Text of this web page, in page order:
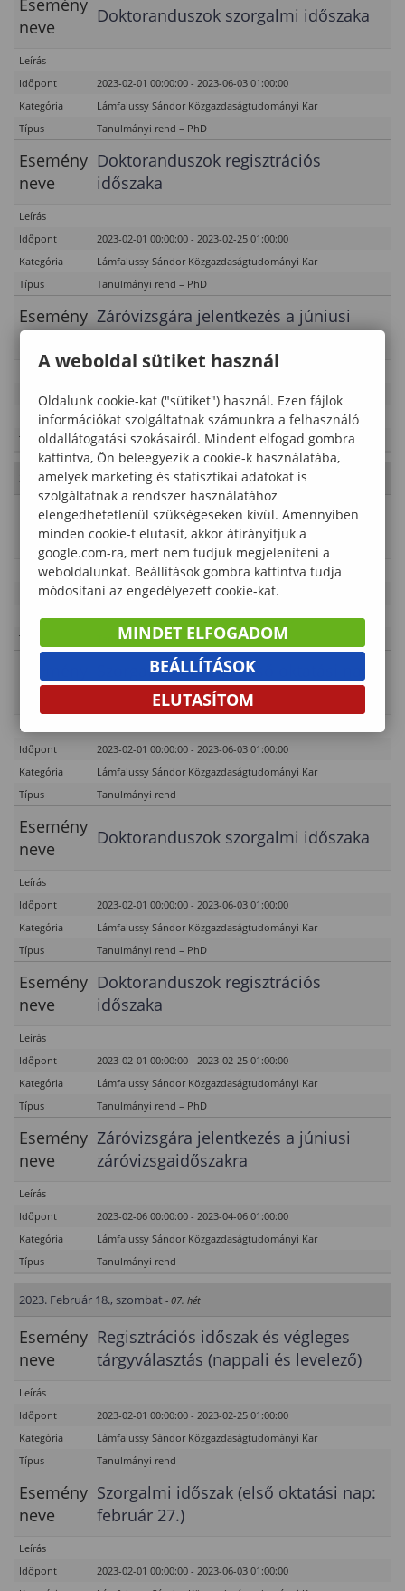
Esemény
neve
Doktoranduszok szorgalmi időszaka
Leírás
Időpont
2023-02-01 00:00:00 - 2023-06-03 01:00:00
Kategória
Lámfalussy Sándor Közgazdaságtudományi Kar
Típus
Tanulmányi rend – PhD
Esemény
neve
Doktoranduszok regisztrációs
időszaka
Leírás
Időpont
2023-02-01 00:00:00 - 2023-02-25 01:00:00
Kategória
Lámfalussy Sándor Közgazdaságtudományi Kar
Típus
Tanulmányi rend – PhD
Esemény
neve
Záróvizsgára jelentkezés a júniusi
Leírás
Időpont
2023-02-06 00:00:00 - 2023-04-06 01:00:00
Kategória
Lámfalussy Sándor Közgazdaságtudományi Kar
Típus
Tanulmányi rend
2023. Február 17., péntek - 07. hét
Esemény
neve
Regisztrációs időszak és végleges
tárgyválasztás (nappali és levelező)
Leírás
Időpont
2023-02-01 00:00:00 - 2023-02-25 01:00:00
Kategória
Lámfalussy Sándor Közgazdaságtudományi Kar
Típus
Tanulmányi rend
neve
Szorgalmi időszak (első oktatási nap:
február 27.)
Leírás
Időpont
2023-02-01 00:00:00 - 2023-06-03 01:00:00
Kategória
Lámfalussy Sándor Közgazdaságtudományi Kar
Típus
Tanulmányi rend
Esemény
neve
Doktoranduszok szorgalmi időszaka
Leírás
Időpont
2023-02-01 00:00:00 - 2023-06-03 01:00:00
Kategória
Lámfalussy Sándor Közgazdaságtudományi Kar
Típus
Tanulmányi rend – PhD
Esemény
neve
Doktoranduszok regisztrációs
időszaka
Leírás
Időpont
2023-02-01 00:00:00 - 2023-02-25 01:00:00
Kategória
Lámfalussy Sándor Közgazdaságtudományi Kar
Típus
Tanulmányi rend – PhD
Esemény
neve
Záróvizsgára jelentkezés a júniusi
záróvizsgaidőszakra
Leírás
Időpont
2023-02-06 00:00:00 - 2023-04-06 01:00:00
Kategória
Lámfalussy Sándor Közgazdaságtudományi Kar
Típus
Tanulmányi rend
2023. Február 18., szombat - 07. hét
Esemény
neve
Regisztrációs időszak és végleges
tárgyválasztás (nappali és levelező)
Leírás
Időpont
2023-02-01 00:00:00 - 2023-02-25 01:00:00
Kategória
Lámfalussy Sándor Közgazdaságtudományi Kar
Típus
Tanulmányi rend
Esemény
neve
Szorgalmi időszak (első oktatási nap:
február 27.)
Leírás
Időpont
2023-02-01 00:00:00 - 2023-06-03 01:00:00
A weboldal sütiket használ
Oldalunk cookie-kat ("sütiket") használ. Ezen fájlok
információkat szolgáltatnak számunkra a felhasználó
oldallátogatási szokásairól. Mindent elfogad gombra
kattintva, Ön beleegyezik a cookie-k használatába,
amelyek marketing és statisztikai adatokat is
szolgáltatnak a rendszer használatához
elengedhetetlenül szükségeseken kívül. Amennyiben
minden cookie-t elutasít, akkor átirányítjuk a
google.com-ra, mert nem tudjuk megjeleníteni a
weboldalunkat. Beállítások gombra kattintva tudja
módosítani az engedélyezett cookie-kat.
MINDET ELFOGADOM
BEÁLLÍTÁSOK
ELUTASÍTOM